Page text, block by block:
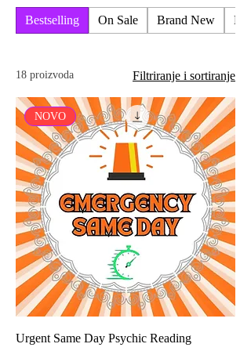
Bestselling On Sale Brand New
18 proizvoda Filtriranje i sortiranje
NOVO
Urgent Same Day Psychic Reading